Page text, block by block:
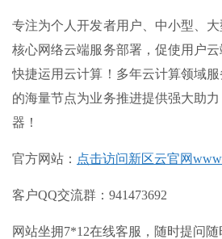
专注为个人开发者用户、中小型、
核心网络云端服务部署，促使用户
快捷运用云计算！多年云计算领域
的海量节点为业务推进提供强大助
器！
官方网站： 点击访问新区云官网
客户QQ交流群：941473692
网站坐拥7*12在线客服，随时提问随